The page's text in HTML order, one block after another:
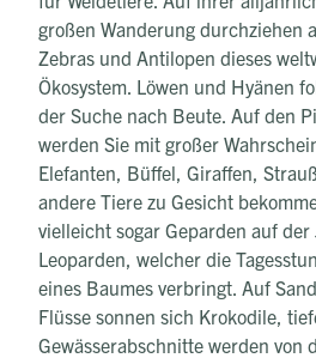
großen Wanderung durchziehen
Zebras und Antilopen dieses
Ökosystem. Löwen und Hyänen
der Suche nach Beute. Auf den
werden Sie mit großer
Elefanten, Büffel, Giraffen,
andere Tiere zu Gesicht
vielleicht sogar Geparden auf der
Leoparden, welcher die
eines Baumes verbringt. Auf
Flüsse sonnen sich Krokodile,
Gewässerabschnitte werden von